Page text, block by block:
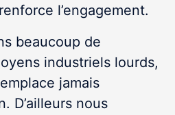
l’engagement.
beaucoup de
industriels lourds,
jamais
D’ailleurs nous